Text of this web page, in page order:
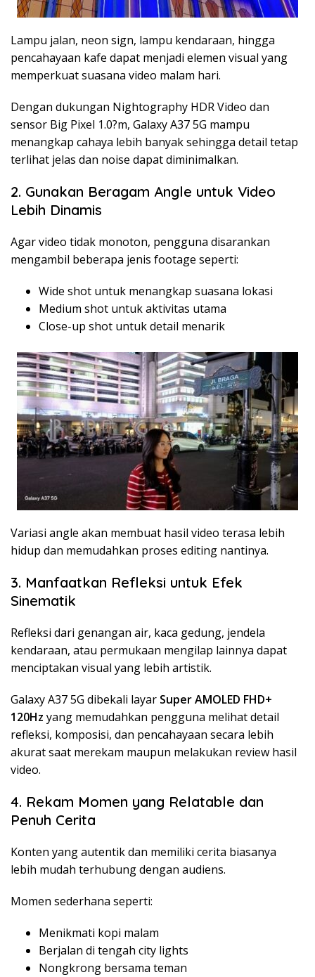
Lampu jalan, neon sign, lampu kendaraan, hingga
pencahayaan kafe dapat menjadi elemen visual yang
memperkuat suasana video malam hari.
Dengan dukungan Nightography HDR Video dan
sensor Big Pixel 1.0?m, Galaxy A37 5G mampu
menangkap cahaya lebih banyak sehingga detail tetap
terlihat jelas dan noise dapat diminimalkan.
2. Gunakan Beragam Angle untuk Video
Lebih Dinamis
Agar video tidak monoton, pengguna disarankan
mengambil beberapa jenis footage seperti:
Wide shot untuk menangkap suasana lokasi
Medium shot untuk aktivitas utama
Close-up shot untuk detail menarik
Variasi angle akan membuat hasil video terasa lebih
hidup dan memudahkan proses editing nantinya.
3. Manfaatkan Refleksi untuk Efek
Sinematik
Refleksi dari genangan air, kaca gedung, jendela
kendaraan, atau permukaan mengilap lainnya dapat
menciptakan visual yang lebih artistik.
Galaxy A37 5G dibekali layar Super AMOLED FHD+
120Hz yang memudahkan pengguna melihat detail
refleksi, komposisi, dan pencahayaan secara lebih
akurat saat merekam maupun melakukan review hasil
video.
4. Rekam Momen yang Relatable dan
Penuh Cerita
Konten yang autentik dan memiliki cerita biasanya
lebih mudah terhubung dengan audiens.
Momen sederhana seperti:
Menikmati kopi malam
Berjalan di tengah city lights
Nongkrong bersama teman